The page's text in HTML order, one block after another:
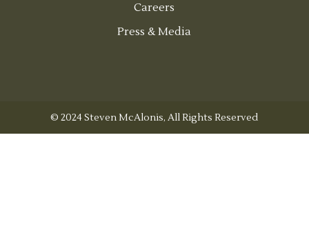
Careers
Press & Media
© 2024 Steven McAlonis, All Rights Reserved